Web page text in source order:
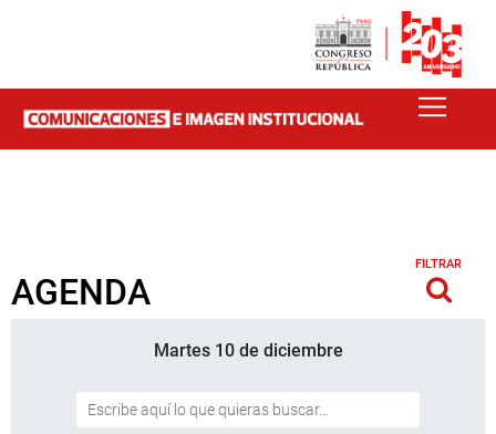
AGENDA
FILTRAR
Martes 10 de diciembre